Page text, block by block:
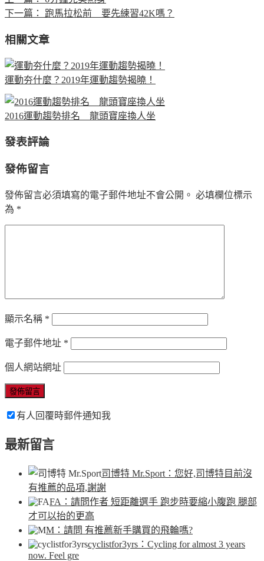
下一篇：
跑馬拉松前 要先練習42K嗎？
相關文章
運動夯什麼？2019年運動趨勢揭曉！
2016運動趨勢排名 龍頭寶座換人坐
發表評論
發佈留言
發佈留言必須填寫的電子郵件地址不會公開。 必填欄位標示
為 *
顯示名稱 *
電子郵件地址 *
個人網站網址
有人回覆時郵件通知我
最新留言
司博特 Mr.Sport ：您好,司博特目前沒
有推薦的品項,謝謝
FA ：請問作者 短距離選手 跑步時要縮小腹跑 腿部
才可以抬的更高
M ：請問 有推薦新手購買的飛輪嗎?
cyclistfor3yrs ：Cycling for almost 3 years
now. Feel gre